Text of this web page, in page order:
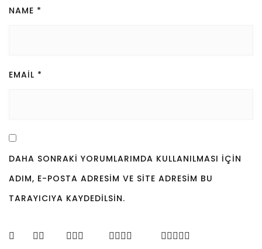
NAME *
EMAIL *
DAHA SONRAKI YORUMLARIMDA KULLANILMASI IÇIN
ADIM, E-POSTA ADRESIM VE SITE ADRESIM BU
TARAYICIYA KAYDEDILSIN.